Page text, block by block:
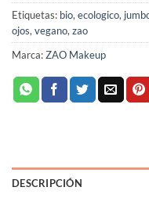
Etiquetas: bio,ecologico,
ojos,vegano,zao
Marca:ZAO Makeup
DESCRIPCIÓN